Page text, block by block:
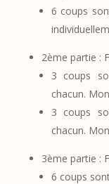
6 coups
2ème partie :
3 coups
chacun.
3 coups
chacun.
3ème partie :
6 coups